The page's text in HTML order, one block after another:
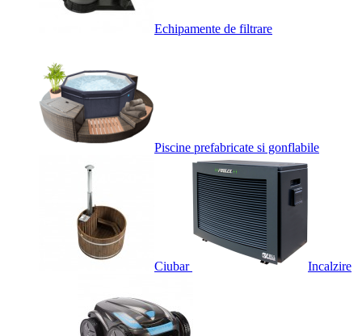
Echipamente de filtrare
Piscine prefabricate si gonflabile
Ciubar Incalzire